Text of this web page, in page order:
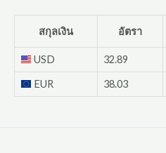
สกุลเงิน อัตรา
USD 32.89
EUR 38.03